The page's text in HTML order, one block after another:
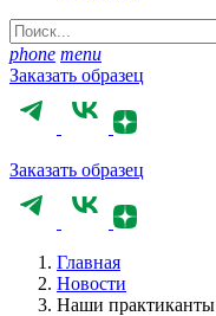
phone menu
Заказать образец
Заказать образец
Главная
Новости
Наши практиканты